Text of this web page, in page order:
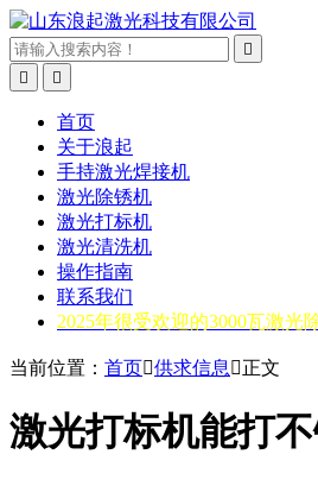



首页
关于浪起
手持激光焊接机
激光除锈机
激光打标机
激光清洗机
操作指南
联系我们
2025年很受欢迎的3000瓦激光
当前位置： 首页供求信息 正文
激光打标机能打